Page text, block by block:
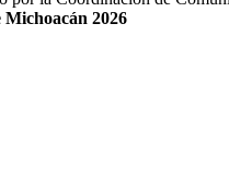
Michoacán 2026